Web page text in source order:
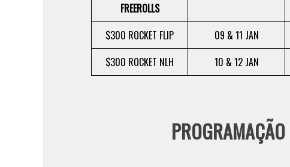
FREEROLLS
$300 ROCKET FLIP 09 & 11 JAN
$300 ROCKET NLH
10 & 12 JAN